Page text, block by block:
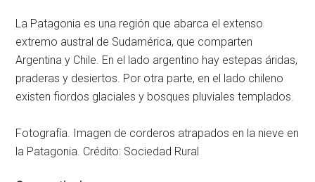
La Patagonia es una región que abarca el extenso
extremo austral de Sudamérica, que comparten
Argentina y Chile. En el lado argentino hay estepas áridas,
praderas y desiertos. Por otra parte, en el lado chileno
existen fiordos glaciales y bosques pluviales templados.
Fotografía. Imagen de corderos atrapados en la nieve en
la Patagonia. Crédito: Sociedad Rural